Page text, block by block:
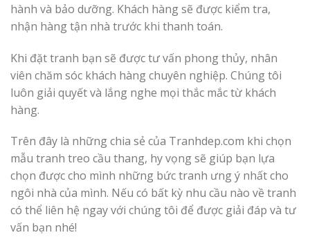
hành và bảo dưỡng. Khách hàng sẽ được kiểm tra,
nhận hàng tận nhà trước khi thanh toán.
Khi đặt tranh bạn sẽ được tư vấn phong thủy, nhân
viên chăm sóc khách hàng chuyên nghiệp. Chúng tôi
luôn giải quyết và lắng nghe mọi thắc mắc từ khách
hàng.
Trên đây là những chia sẻ của Tranhdep.com khi chọn
mẫu tranh treo cầu thang, hy vọng sẽ giúp bạn lựa
chọn được cho mình những bức tranh ưng ý nhất cho
ngôi nhà của mình. Nếu có bất kỳ nhu cầu nào về tranh
có thể liên hệ ngay với chúng tôi để được giải đáp và tư
vấn bạn nhé!